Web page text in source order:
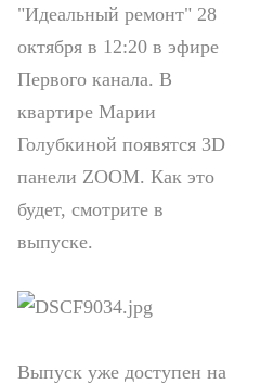
"Идеальный ремонт" 28
октября в 12:20 в эфире
Первого канала. В
квартире Марии
Голубкиной появятся 3D
панели ZOOM. Как это
будет, смотрите в
выпуске.
Выпуск уже доступен на